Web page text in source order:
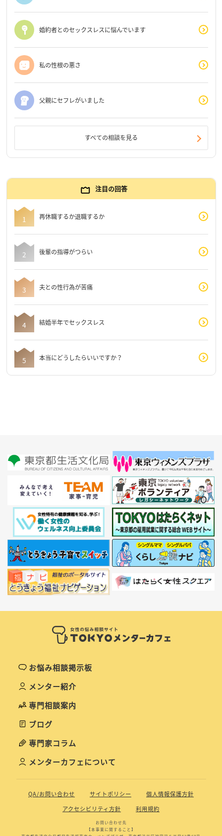
婚約者とのセックスレスに悩んでいます
私の性根の悪さ
父親にセフレがいました
すべての相談を見る
注目の回答
再休職するか退職するか
後輩の指導がつらい
夫との性行為が苦痛
結婚半年でセックスレス
本当にどうしたらいいですか？
お悩み相談掲示板
メンター紹介
専門相談案内
ブログ
専門家コラム
メンターカフェについて
QA/お問い合わせ サイトポリシー
個人情報保護方針
アクセシビリティ方針
利用規約
お問い合わせ先
【本事業に関すること】